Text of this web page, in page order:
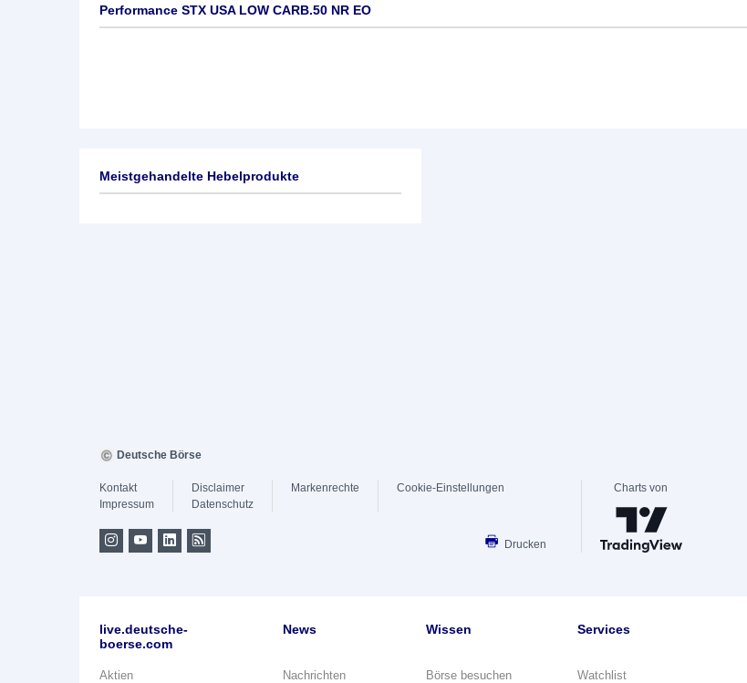
Performance STX USA LOW CARB.50 NR EO
Meistgehandelte Hebelprodukte
Deutsche Börse
Kontakt
Impressum
Disclaimer
Datenschutz
Markenrechte Cookie-Einstellungen
Drucken
Charts von
live.deutsche-
boerse.com
Aktien
News
Nachrichten
Wissen
Börse besuchen
Services
Watchlist